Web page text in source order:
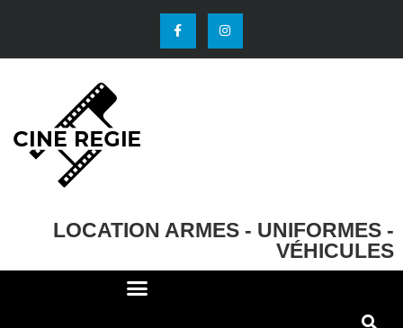
LOCATION ARMES - UNIFORMES -
VÉHICULES